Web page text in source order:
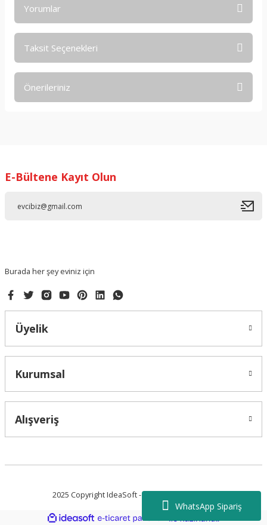
WhatsApp Sipariş
Yorumlar
Taksit Seçenekleri
Önerileriniz
Ürün resmi kalitesiz, bozuk veya görüntülenemiyor.
E-Bültene Kayıt Olun
Burada her şey eviniz için
Üyelik
Kurumsal
Alışveriş
2025 Copyright IdeaSoft - Tüm Hakları Saklıdır.
ideasoft